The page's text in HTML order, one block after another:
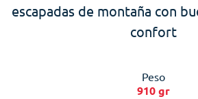
escapadas de montaña con
confort
Peso
910 gr